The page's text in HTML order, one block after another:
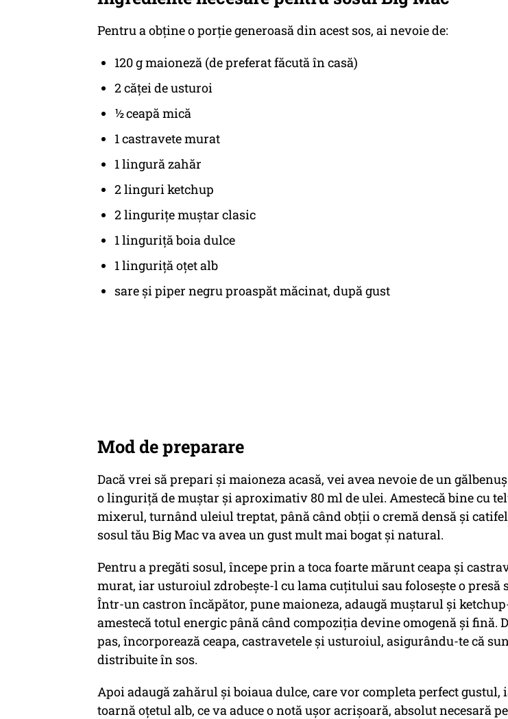
Pentru a obține o porție generoasă din acest sos, ai nevoie de:
120 g maioneză (de preferat făcută în casă)
2 căței de usturoi
½ ceapă mică
1 castravete murat
1 lingură zahăr
2 linguri ketchup
2 lingurițe muștar clasic
1 linguriță boia dulce
1 linguriță oțet alb
sare și piper negru proaspăt măcinat, după gust
Mod de preparare
Dacă vrei să prepari și maioneza acasă, vei avea nevoie de un
o linguriță de muștar și aproximativ 80 ml de ulei. Amestecă bine cu
mixerul, turnând uleiul treptat, până când obții o cremă densă și
sosul tău Big Mac va avea un gust mult mai bogat și natural.
Pentru a pregăti sosul, începe prin a toca foarte mărunt ceapa și
murat, iar usturoiul zdrobește-l cu lama cuțitului sau folosește o presă
Într-un castron încăpător, pune maioneza, adaugă muștarul și
amestecă totul energic până când compoziția devine omogenă și fină.
pas, încorporează ceapa, castravetele și usturoiul, asigurându-te că
distribuite în sos.
Apoi adaugă zahărul și boiaua dulce, care vor completa perfect gustul,
toarnă oțetul alb, ce va aduce o notă ușor acrișoară, absolut necesară